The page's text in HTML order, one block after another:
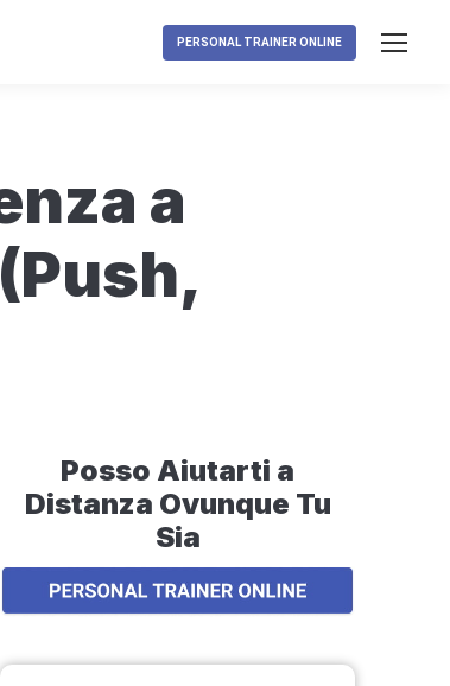
PERSONAL TRAINER ONLINE
a
Posso Aiutarti a
Distanza Ovunque Tu
Sia